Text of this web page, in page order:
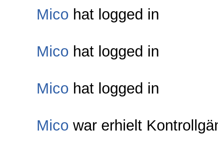
Mico hat logged in
Mico hat logged in
Mico hat logged in
Mico war erhielt